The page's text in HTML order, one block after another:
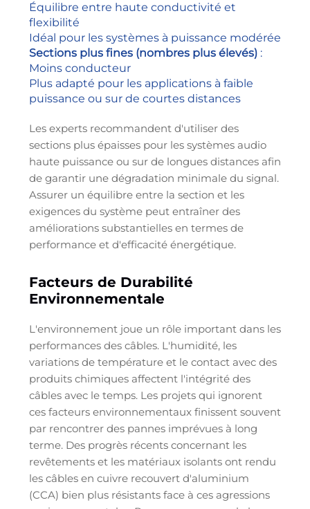
Équilibre entre haute conductivité et
flexibilité
Idéal pour les systèmes à puissance modérée
Sections plus fines (nombres plus élevés) :
Moins conducteur
Plus adapté pour les applications à faible
puissance ou sur de courtes distances
Les experts recommandent d'utiliser des
sections plus épaisses pour les systèmes audio
haute puissance ou sur de longues distances afin
de garantir une dégradation minimale du signal.
Assurer un équilibre entre la section et les
exigences du système peut entraîner des
améliorations substantielles en termes de
performance et d'efficacité énergétique.
Facteurs de Durabilité
Environnementale
L'environnement joue un rôle important dans les
performances des câbles. L'humidité, les
variations de température et le contact avec des
produits chimiques affectent l'intégrité des
câbles avec le temps. Les projets qui ignorent
ces facteurs environnementaux finissent souvent
par rencontrer des pannes imprévues à long
terme. Des progrès récents concernant les
revêtements et les matériaux isolants ont rendu
les câbles en cuivre recouvert d'aluminium
(CCA) bien plus résistants face à ces agressions